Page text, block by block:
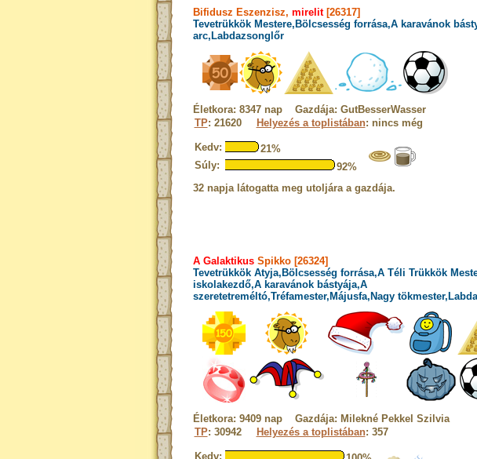
Bifidusz Eszenzisz, mirelit[26317]
Tevetrükkök Mestere,Bölcsesség forrása,A karavánok
arc,Labdazsonglőr
Életkora: 8347 nap Gazdája: GutBesserWasser
TP: 21620 Helyezés a toplistában: nincs még
Kedv:
21%
Súly:
92%
32 napja látogatta meg utoljára a gazdája.
A GalaktikusSpikko [26324]
Tevetrükkök Atyja,Bölcsesség forrása,A Téli Trükkök
iskolakezdő,A karavánok bástyája,A
szeretetreméltó,Tréfamester,Májusfa,Nagy
Életkora: 9409 nap Gazdája: Milekné Pekkel Szilvia
TP: 30942 Helyezés a toplistában: 357
Kedv: